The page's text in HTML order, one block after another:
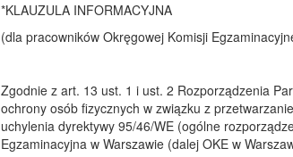
*KLAUZULA INFORMACYJNA
(dla pracowników Okręgowej Komisji
Zgodnie z art. 13 ust. 1 i ust. 2 Rozporządzenia
ochrony osób fizycznych w związku z
uchylenia dyrektywy 95/46/WE (ogólne
Egzaminacyjna w Warszawie (dalej OKE w